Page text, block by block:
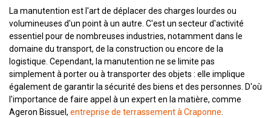
La manutention est l'art de déplacer des charges lourdes ou
volumineuses d'un point à un autre. C'est un secteur d'activité
essentiel pour de nombreuses industries, notamment dans le
domaine du transport, de la construction ou encore de la
logistique. Cependant, la manutention ne se limite pas
simplement à porter ou à transporter des objets : elle implique
également de garantir la sécurité des biens et des personnes. D'où
l'importance de faire appel à un expert en la matière, comme
Ageron Bissuel, entreprise de terrassement à Craponne